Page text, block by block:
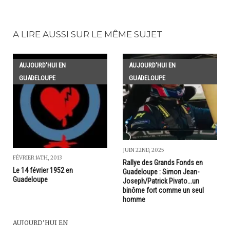
A LIRE AUSSI SUR LE MÊME SUJET
AUJOURD'HUI EN
GUADELOUPE
FÉVRIER 14TH, 2013
Le 14 février 1952 en
Guadeloupe
AUJOURD'HUI EN
GUADELOUPE
JUIN 22ND, 2025
Rallye des Grands Fonds en
Guadeloupe : Simon Jean-
Joseph/Patrick Pivato...un
binôme fort comme un seul
homme
AUJOURD'HUI EN